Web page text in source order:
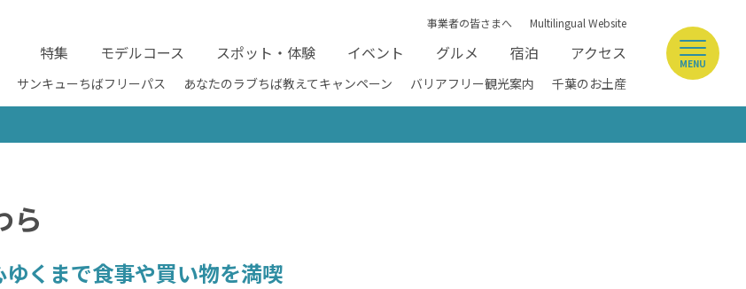
事業者の皆さまへ Multilingual Website
特集 モデルコース スポット・体験 イベント グルメ 宿泊 アクセス
サンキューちばフリーパス あなたのラブちば教えてキャンペーン バリアフリー観光案内 千葉のお土産
MENU
ら
くまで食事や買い物を満喫